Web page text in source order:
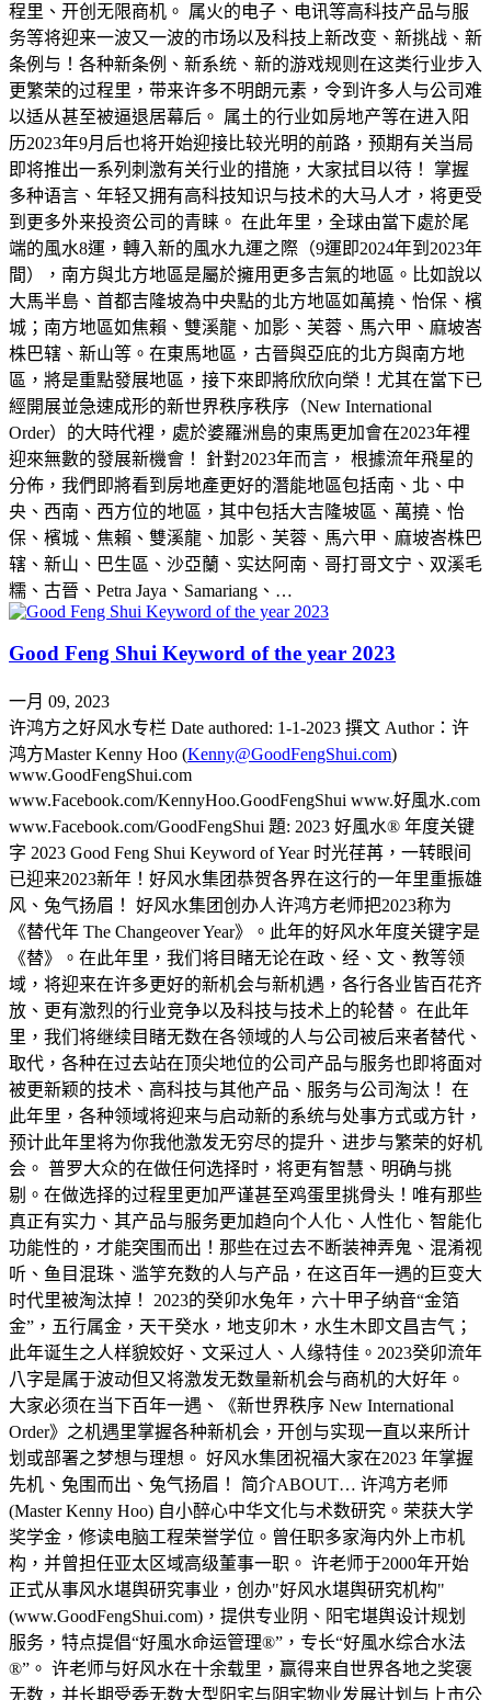
程里、开创无限商机。 属火的电子、电讯等高科技产品与服
务等将迎来一波又一波的市场以及科技上新改变、新挑战、新
条例与！各种新条例、新系统、新的游戏规则在这类行业步入
更繁荣的过程里，带来许多不明朗元素，令到许多人与公司难
以适从甚至被逼退居幕后。 属土的行业如房地产等在进入阳
历2023年9月后也将开始迎接比较光明的前路，预期有关当局
即将推出一系列刺激有关行业的措施，大家拭目以待！ 掌握
多种语言、年轻又拥有高科技知识与技术的大马人才，将更受
到更多外来投资公司的青睐。 在此年里，全球由當下處於尾
端的風水8運，轉入新的風水九運之際（9運即2024年到2023年
間），南方與北方地區是屬於擁用更多吉氣的地區。比如說以
大馬半島、首都吉隆坡為中央點的北方地區如萬撓、怡保、檳
城；南方地區如焦賴、雙溪龍、加影、芙蓉、馬六甲、麻坡峇
株巴辖、新山等。在東馬地區，古晉與亞庇的北方與南方地
區，將是重點發展地區，接下來即將欣欣向榮！尤其在當下已
經開展並急速成形的新世界秩序秩序（New International
Order）的大時代裡，處於婆羅洲島的東馬更加會在2023年裡
迎來無數的發展新機會！ 針對2023年而言， 根據流年飛星的
分佈，我們即將看到房地產更好的潛能地區包括南、北、中
央、西南、西方位的地區，其中包括大吉隆坡區、萬撓、怡
保、檳城、焦賴、雙溪龍、加影、芙蓉、馬六甲、麻坡峇株巴
辖、新山、巴生區、沙亞蘭、实达阿南、哥打哥文宁、双溪毛
糯、古晉、Petra Jaya、Samariang、…
Good Feng Shui Keyword of the year 2023
一月 09, 2023
许鸿方之好风水专栏 Date authored: 1-1-2023 撰文 Author：许
鸿方Master Kenny Hoo (Kenny@GoodFengShui.com)
www.GoodFengShui.com
www.Facebook.com/KennyHoo.GoodFengShui www.好風水.com
www.Facebook.com/GoodFengShui 題: 2023 好風水® 年度关键
字 2023 Good Feng Shui Keyword of Year 时光荏苒，一转眼间
已迎来2023新年！好风水集团恭贺各界在这行的一年里重振雄
风、兔气扬眉！ 好风水集团创办人许鸿方老师把2023称为
《替代年 The Changeover Year》。此年的好风水年度关键字是
《替》。在此年里，我们将目睹无论在政、经、文、教等领
域，将迎来在许多更好的新机会与新机遇，各行各业皆百花齐
放、更有激烈的行业竞争以及科技与技术上的轮替。 在此年
里，我们将继续目睹无数在各领域的人与公司被后来者替代、
取代，各种在过去站在顶尖地位的公司产品与服务也即将面对
被更新颖的技术、高科技与其他产品、服务与公司淘汰！ 在
此年里，各种领域将迎来与启动新的系统与处事方式或方针，
预计此年里将为你我他激发无穷尽的提升、进步与繁荣的好机
会。 普罗大众的在做任何选择时，将更有智慧、明确与挑
剔。在做选择的过程里更加严谨甚至鸡蛋里挑骨头！唯有那些
真正有实力、其产品与服务更加趋向个人化、人性化、智能化
功能性的，才能突围而出！那些在过去不断装神弄鬼、混淆视
听、鱼目混珠、滥竽充数的人与产品，在这百年一遇的巨变大
时代里被淘汰掉！ 2023的癸卯水兔年，六十甲子纳音“金箔
金”，五行属金，天干癸水，地支卯木，水生木即文昌吉气；
此年诞生之人样貌姣好、文采过人、人缘特佳。2023癸卯流年
八字是属于波动但又将激发无数量新机会与商机的大好年。
大家必须在当下百年一遇、《新世界秩序 New International
Order》之机遇里掌握各种新机会，开创与实现一直以来所计
划或部署之梦想与理想。 好风水集团祝福大家在2023 年掌握
先机、兔围而出、兔气扬眉！ 简介ABOUT… 许鸿方老师
(Master Kenny Hoo) 自小醉心中华文化与术数研究。荣获大学
奖学金，修读电脑工程荣誉学位。曾任职多家海内外上市机
构，并曾担任亚太区域高级董事一职。 许老师于2000年开始
正式从事风水堪舆研究事业，创办"好风水堪舆研究机构"
(www.GoodFengShui.com)，提供专业阴、阳宅堪舆设计规划
服务，特点提倡“好風水命运管理®”，专长“好風水综合水法
®”。 许老师与好风水在十余载里，赢得来自世界各地之奖褒
无数，并长期受委无数大型阳宅与阴宅物业发展计划与上市公